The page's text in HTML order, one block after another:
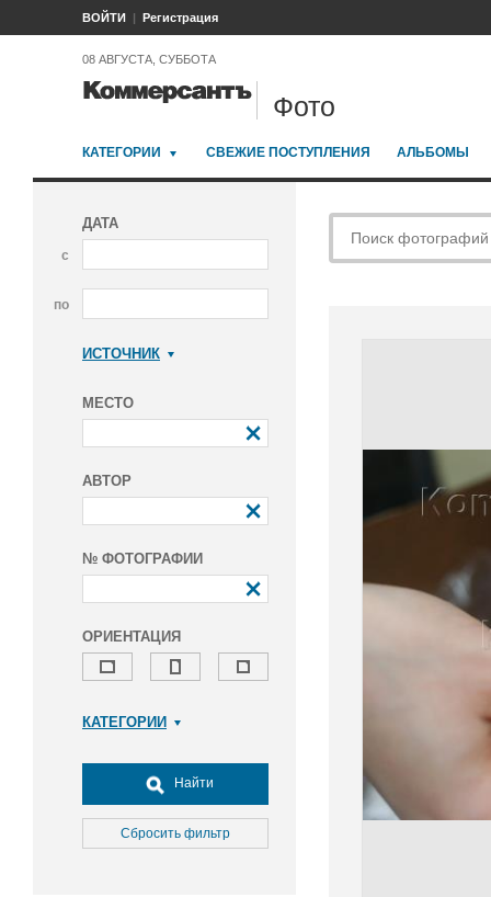
ВОЙТИ Регистрация
08 АВГУСТА, СУББОТА
Фото
КАТЕГОРИИ СВЕЖИЕ ПОСТУПЛЕНИЯ АЛЬБОМЫ
ДАТА
с
по
ИСТОЧНИК
МЕСТО
АВТОР
№ ФОТОГРАФИИ
ОРИЕНТАЦИЯ
КАТЕГОРИИ
Досуг, туризм и отдых
Культура
Медицина
Найти
Сбросить фильтр